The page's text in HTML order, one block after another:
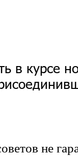
в курсе
не